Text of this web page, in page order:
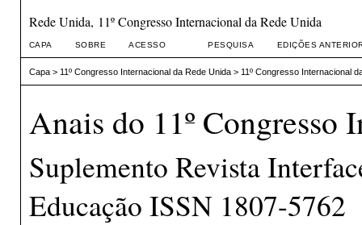
Rede Unida, 11º Congresso Internacional da Rede Unida
CAPA SOBRE ACESSO PESQUISA EDIÇÕES
Capa> 11º Congresso Internacional da Rede Unida> 11º Congresso Internacional
Anais do 11º Congresso
Suplemento Revista
Educação ISSN 1807-5762